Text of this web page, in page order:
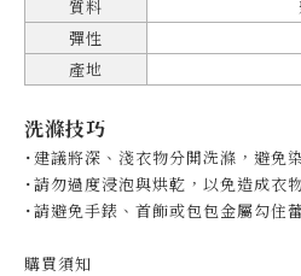
質料
彈性
產地
洗滌技巧
˙建議將深、淺衣物分開洗滌，避免
˙請勿過度浸泡與烘乾，以免造成衣
˙請避免手錶、首飾或包包金屬勾住
購買須知